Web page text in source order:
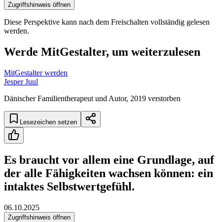
Zugriffshinweis öffnen
Diese Perspektive kann nach dem Freischalten vollständig gelesen
werden.
Werde MitGestalter, um weiterzulesen
MitGestalter werden
Jesper Juul
Dänischer Familientherapeut und Autor, 2019 verstorben
Lesezeichen setzen
Es braucht vor allem eine Grundlage, auf
der alle Fähigkeiten wachsen können: ein
intaktes Selbstwertgefühl.
06.10.2025
Zugriffshinweis öffnen